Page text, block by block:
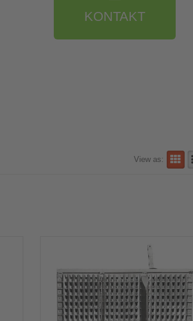
KONTAKT
View as: